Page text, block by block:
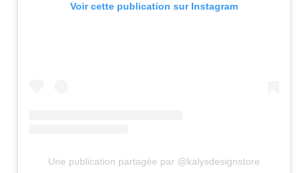
Voir cette publication sur Instagram
Une publication partagée par @kalysdesignstore